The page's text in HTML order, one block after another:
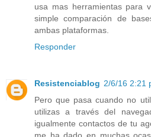
usa mas herramientas para
simple comparación de
ambas plataformas.
Responder
Resistenciablog 2/6/16 2:21
Pero que pasa cuando no
utilizas a través del
igualmente contactos de tu
me ha dado en muchas